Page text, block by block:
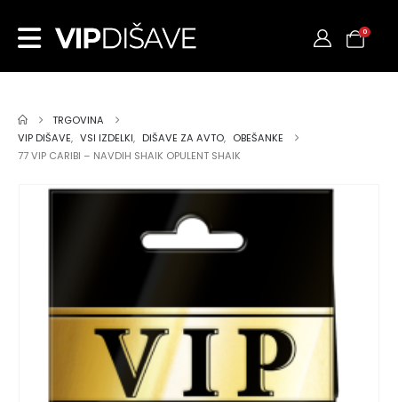
0
TRGOVINA
VIP DIŠAVE, VSI IZDELKI, DIŠAVE ZA AVTO, OBEŠANKE
77 VIP CARIBI – NAVDIH SHAIK OPULENT SHAIK